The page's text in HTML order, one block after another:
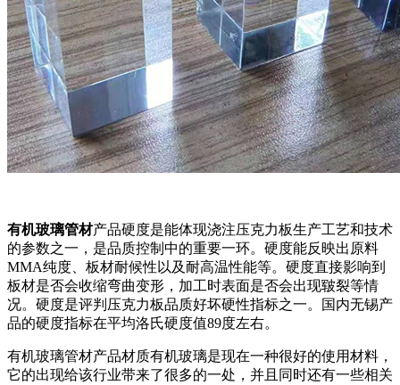
有机玻璃管材产品硬度是能体现浇注压克力板生产工艺和技术
的参数之一，是品质控制中的重要一环。硬度能反映出原料
MMA纯度、板材耐候性以及耐高温性能等。硬度直接影响到
板材是否会收缩弯曲变形，加工时表面是否会出现皲裂等情
况。硬度是评判压克力板品质好坏硬性指标之一。国内无锡产
品的硬度指标在平均洛氏硬度值89度左右。
有机玻璃管材产品材质有机玻璃是现在一种很好的使用材料，
它的出现给该行业带来了很多的一处，并且同时还有一些相关